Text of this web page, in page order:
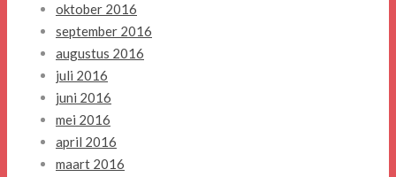
oktober 2016
september 2016
augustus 2016
juli 2016
juni 2016
mei 2016
april 2016
maart 2016